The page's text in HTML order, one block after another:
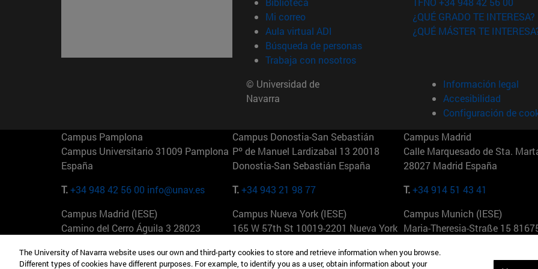
Mi correo(abre en nueva ventana)
Aula virtual ADI (abre en nueva ventana)
Búsqueda de personas(abre en nueva ventana)
Trabaja con nosotros(abre en nueva ventana)
¿QUÉ GRADO TE INTERESA?
¿QUÉ MÁSTER TE
© Universidad de
Navarra
Información legal
Accesibilidad
Configuración de
Campus Pamplona
Campus Universitario 31009 Pamplona
España
T.+34 948 42 56 00 info@unav.es
Campus Donostia-San Sebastián
Pº de Manuel Lardizabal 13 20018
Donostia-San Sebastián España
T.+34 943 21 98 77
Campus Madrid
Calle Marquesado de Sta.
28027 Madrid España
T.+34 914 51 43 41
Campus Madrid (IESE)
Camino del Cerro Águila 3 28023
T.+34 912 11 30 00
Campus Nueva York (IESE)
165 W 57th St 10019-2201 Nueva York
T.+1 646 346 8850
Campus Munich (IESE)
Maria-Theresia-Straße 15
T.+49 89 24209790
The University of Navarra website uses our own and third-party cookies to store and retrieve information when you browse.
Different types of cookies have different purposes. For example, to identify you as a user, obtain information about your